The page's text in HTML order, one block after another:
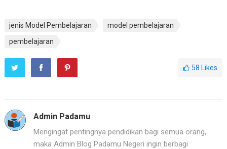
jenis Model Pembelajaran
model pembelajaran
pembelajaran
58 Likes
Admin Padamu
Mengingat pentingnya pendidikan bagi semua orang,
maka Admin Blog Padamu Negeri ingin berbagi